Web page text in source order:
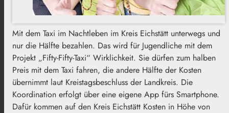
Mit dem Taxi im Nachtleben im Kreis Eichstätt unterwegs und
nur die Hälfte bezahlen. Das wird für Jugendliche mit dem
Projekt „Fifty-Fifty-Taxi“ Wirklichkeit. Sie dürfen zum halben
Preis mit dem Taxi fahren, die andere Hälfte der Kosten
übernimmt laut Kreistagsbeschluss der Landkreis. Die
Koordination erfolgt über eine eigene App fürs Smartphone.
Dafür kommen auf den Kreis Eichstätt Kosten in Höhe von